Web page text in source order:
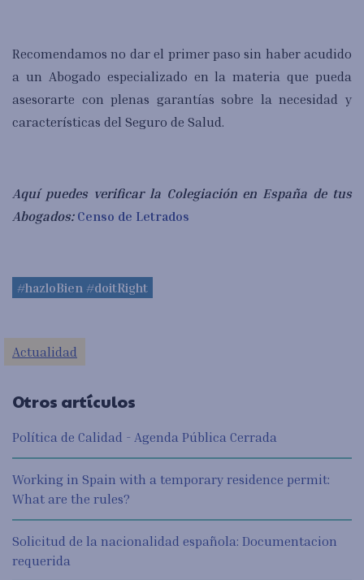
Recomendamos no dar el primer paso sin haber acudido
a un Abogado especializado en la materia que pueda
asesorarte con plenas garantías sobre la necesidad y
características del Seguro de Salud.
Aquí puedes verificar la Colegiación en España de tus
Abogados: Censo de Letrados
#hazloBien #doitRight
Actualidad
Otros artículos
Política de Calidad - Agenda Pública Cerrada
Working in Spain with a temporary residence permit:
What are the rules?
Solicitud de la nacionalidad española: Documentacion
requerida